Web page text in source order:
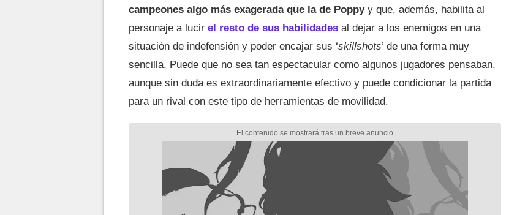
campeones algo más exagerada que la de Poppyy que, además, habilita al
personaje a lucir el resto de sus habilidades al dejar a los enemigos en una
situación de indefensión y poder encajar sus ‘skillshots’ de una forma muy
sencilla. Puede que no sea tan espectacular como algunos jugadores pensaban,
aunque sin duda es extraordinariamente efectivo y puede condicionar la partida
para un rival con este tipo de herramientas de movilidad.